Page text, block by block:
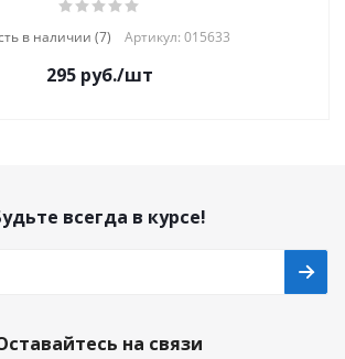
в наличии (7) Артикул: 015633
295руб./шт
всегда в курсе!
на связи